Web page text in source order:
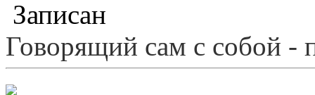
Записан
Говорящий сам с собой -